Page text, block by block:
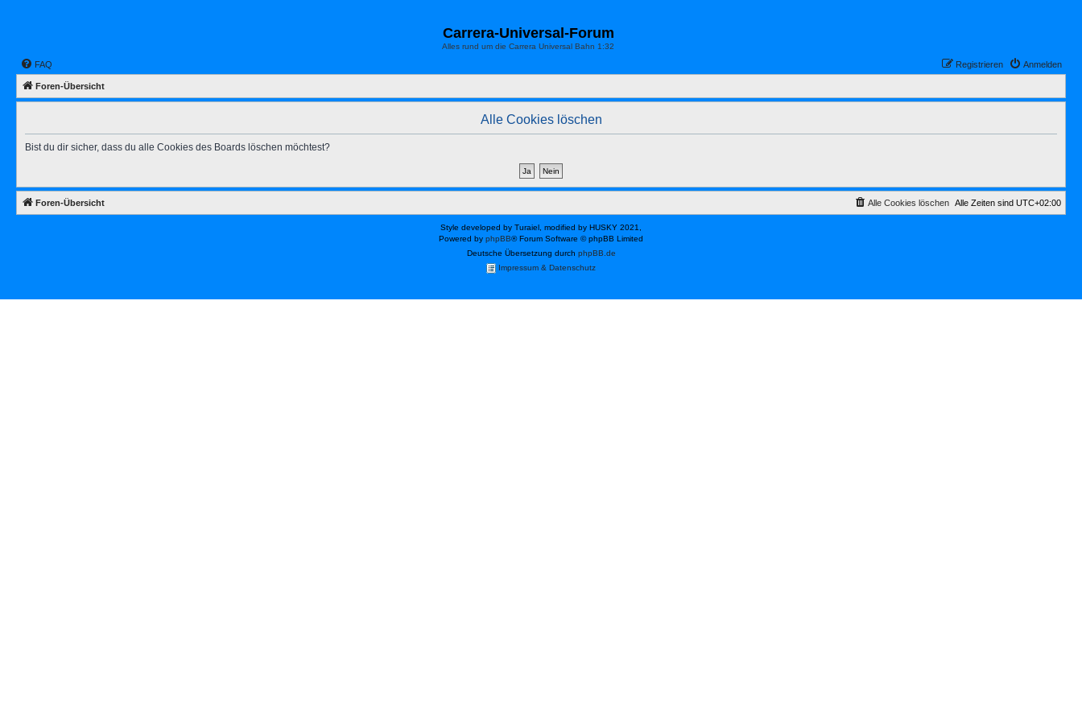
Carrera-Universal-Forum
Alles rund um die Carrera Universal Bahn 1:32
FAQ Anmelden
Registrieren
Foren-Übersicht
Alle Cookies löschen
Bist du dir sicher, dass du alle Cookies des Boards löschen möchtest?
Foren-Übersicht Alle Zeiten sind UTC+02:00
Alle Cookies löschen
Style developed by Turaiel, modified by HUSKY 2021,
Powered by phpBB® Forum Software © phpBB Limited
Deutsche Übersetzung durch phpBB.de
Impressum & Datenschutz